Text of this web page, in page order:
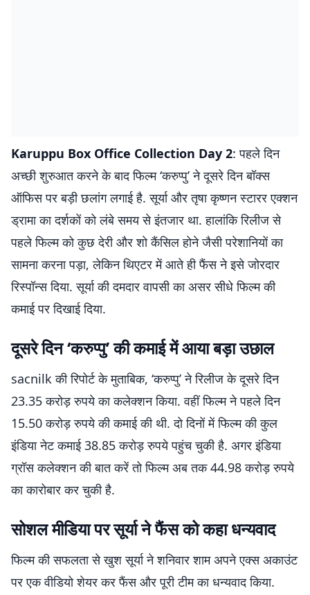
Karuppu Box Office Collection Day 2: पहले दिन
अच्छी शुरुआत करने के बाद फिल्म ‘करुप्पु’ ने दूसरे दिन बॉक्स
ऑफिस पर बड़ी छलांग लगाई है. सूर्या और तृषा कृष्णन स्टारर एक्शन
ड्रामा का दर्शकों को लंबे समय से इंतजार था. हालांकि रिलीज से
पहले फिल्म को कुछ देरी और शो कैंसिल होने जैसी परेशानियों का
सामना करना पड़ा, लेकिन थिएटर में आते ही फैंस ने इसे जोरदार
रिस्पॉन्स दिया. सूर्या की दमदार वापसी का असर सीधे फिल्म की
कमाई पर दिखाई दिया.
दूसरे दिन ‘करुप्पु’ की कमाई में आया बड़ा उछाल
sacnilk की रिपोर्ट के मुताबिक, ‘करुप्पु’ ने रिलीज के दूसरे दिन
23.35 करोड़ रुपये का कलेक्शन किया. वहीं फिल्म ने पहले दिन
15.50 करोड़ रुपये की कमाई की थी. दो दिनों में फिल्म की कुल
इंडिया नेट कमाई 38.85 करोड़ रुपये पहुंच चुकी है. अगर इंडिया
ग्रॉस कलेक्शन की बात करें तो फिल्म अब तक 44.98 करोड़ रुपये
का कारोबार कर चुकी है.
सोशल मीडिया पर सूर्या ने फैंस को कहा धन्यवाद
फिल्म की सफलता से खुश सूर्या ने शनिवार शाम अपने एक्स अकाउंट
पर एक वीडियो शेयर कर फैंस और पूरी टीम का धन्यवाद किया.